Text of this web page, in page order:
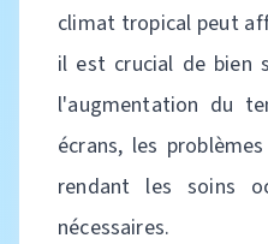
climat tropical peut
il est crucial de bien
l'augmentation du
écrans, les
rendant les soins
nécessaires.